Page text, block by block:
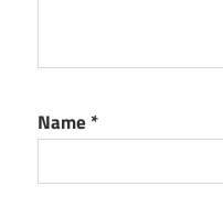
Name *